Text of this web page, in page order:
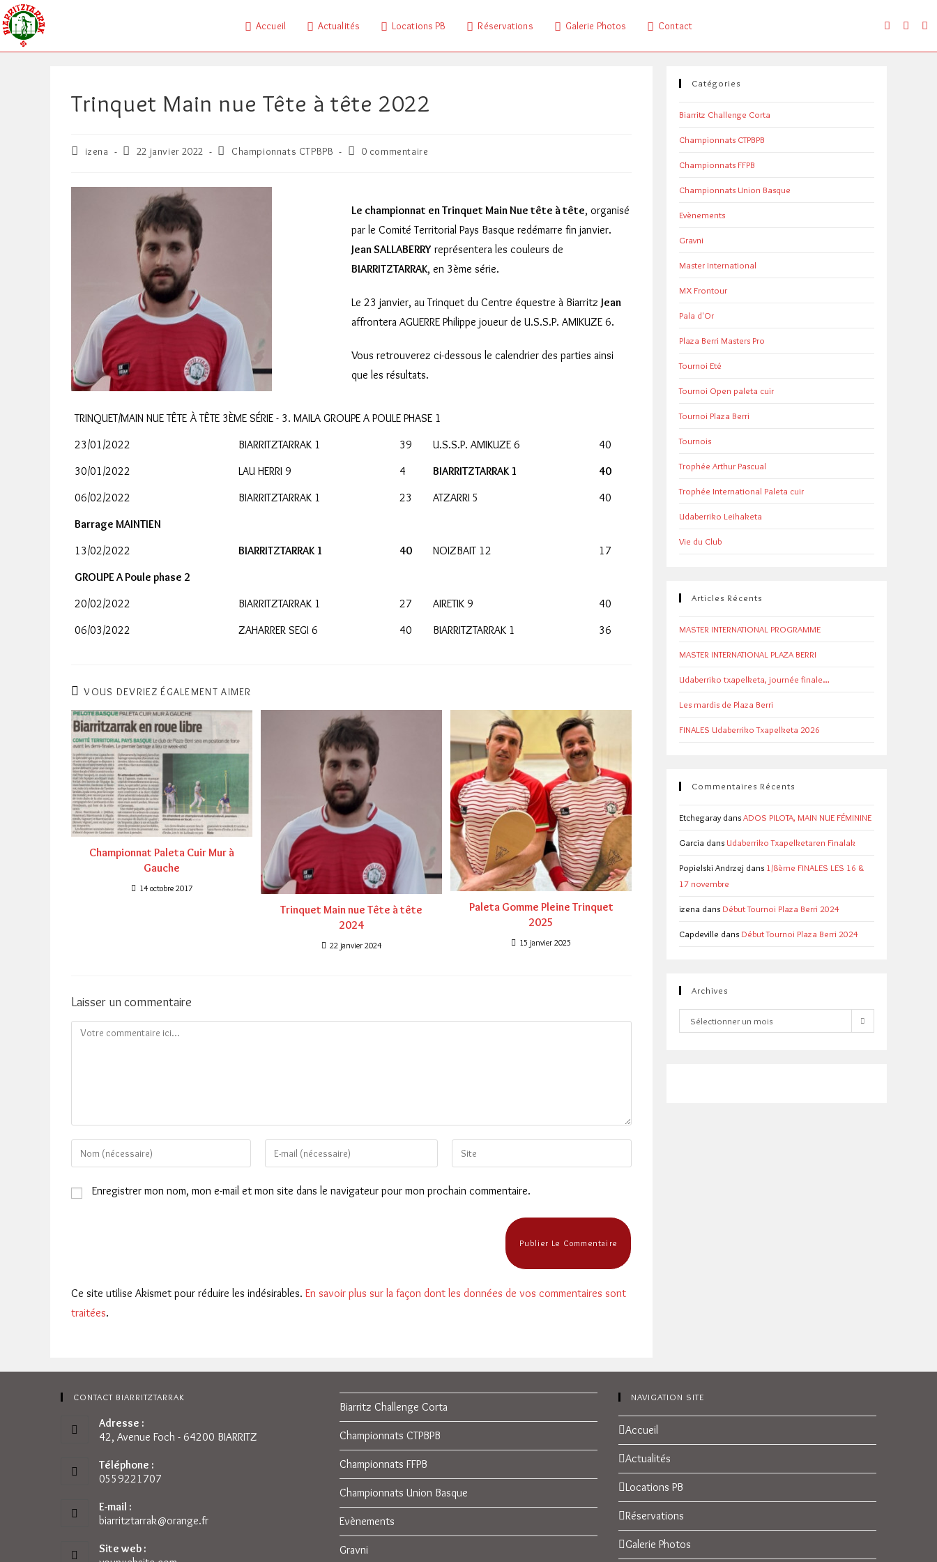
Skip
to
content
Accueil Actualités Locations PB Réservations Galerie Photos Contact
Trinquet Main nue Tête à tête 2022
Auteur/autrice
publication :
izena
Publication
22 janvier 2022
PostChampionnats CTPBPB
Commentaires
0 commentaire
Le championnat en Trinquet Main Nue tête à tête, organisé
par le Comité Territorial Pays Basque redémarre fin janvier.
Jean SALLABERRY représentera les couleurs de
BIARRITZTARRAK, en 3ème série.
Le 23 janvier, au Trinquet du Centre équestre à Biarritz Jean
affrontera AGUERRE Philippe joueur de U.S.S.P. AMIKUZE 6.
Vous retrouverez ci-dessous le calendrier des parties ainsi
que les résultats.
TRINQUET/MAIN NUE TÊTE À TÊTE 3ÈME SÉRIE - 3. MAILA GROUPE A POULE PHASE 1
23/01/2022
BIARRITZTARRAK 1 39 U.S.S.P. AMIKUZE 6
40
30/01/2022
LAU HERRI 9 4 BIARRITZTARRAK 1
40
06/02/2022
BIARRITZTARRAK 1 23 ATZARRI 5
40
Barrage MAINTIEN
13/02/2022
BIARRITZTARRAK 1 40 NOIZBAIT 12
17
GROUPE A Poule phase 2
20/02/2022
BIARRITZTARRAK 1 27 AIRETIK 9
40
06/03/2022
ZAHARRER SEGI 6 40 BIARRITZTARRAK 1 36
VOUS DEVRIEZ ÉGALEMENT AIMER
Championnat Paleta Cuir Mur à
Gauche
14 octobre 2017
Trinquet Main nue Tête à tête
2024
22 janvier 2024
Paleta Gomme Pleine Trinquet
2025
15 janvier 2025
Laisser un commentaire
Comment
Enter
your
or
Enter
your
Saisir
l’URL
Enregistrer mon nom, mon e-mail et mon site dans le navigateur pour mon prochain commentaire.
Ce site utilise Akismet pour réduire les indésirables. En savoir plus sur la façon dont les données de vos commentaires sont
traitées.
Catégories
Biarritz Challenge Corta
Championnats CTPBPB
Championnats FFPB
Championnats Union Basque
Evènements
Gravni
Master International
MX Frontour
Pala d'Or
Plaza Berri Masters Pro
Tournoi Eté
Tournoi Open paleta cuir
Tournoi Plaza Berri
Tournois
Trophée Arthur Pascual
Trophée International Paleta cuir
Udaberriko Leihaketa
Vie du Club
Articles Récents
MASTER INTERNATIONAL PROGRAMME
MASTER INTERNATIONAL PLAZA BERRI
Udaberriko txapelketa, journée finale…
Les mardis de Plaza Berri
FINALES Udaberriko Txapelketa 2026
Commentaires Récents
Etchegaray dansADOS PILOTA, MAIN NUE FÉMININE
Garcia dans Udaberriko Txapelketaren Finalak
Popielski Andrzej dans 1/8ème FINALES LES 16 &
17 novembre
izena dans Début Tournoi Plaza Berri 2024
Capdeville dans Début Tournoi Plaza Berri 2024
Archives
Archives
Sélectionner un mois
CONTACT BIARRITZTARRAK
Adresse :
42, Avenue Foch - 64200 BIARRITZ
Téléphone :
0559221707
E-mail :
biarritztarrak@orange.frS’ouvre
Site web :
Biarritz Challenge Corta
Championnats CTPBPB
Championnats FFPB
Championnats Union Basque
Evènements
Gravni
NAVIGATION SITE
Accueil
Actualités
Locations PB
Réservations
Galerie Photos